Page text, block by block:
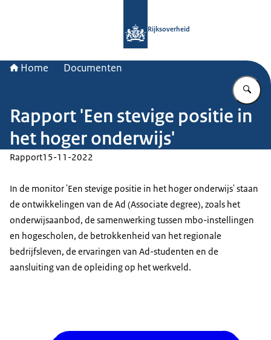
Rijksoverheid
Home Documenten
Rapport 'Een stevige positie in
het hoger onderwijs'
Rapport15-11-2022
In de monitor 'Een stevige positie in het hoger onderwijs' staan
de ontwikkelingen van de Ad (Associate degree), zoals het
onderwijsaanbod, de samenwerking tussen mbo-instellingen
en hogescholen, de betrokkenheid van het regionale
bedrijfsleven, de ervaringen van Ad-studenten en de
aansluiting van de opleiding op het werkveld.